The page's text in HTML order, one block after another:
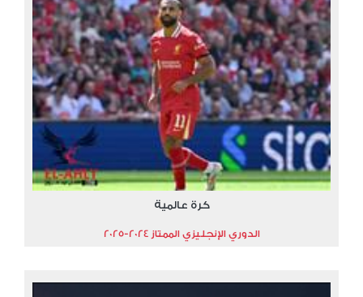
كرة عالمية
الدوري الإنجليزي الممتاز 2024-2025